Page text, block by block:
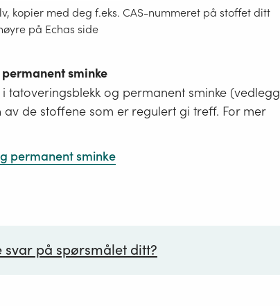
kopier med deg f.eks. CAS-nummeret på stoffet ditt
på Echas side
sminke
tatoveringsblekk og permanent sminke (vedlegg
av de stoffene som er regulert gi treff. For mer
permanent sminke
svar på spørsmålet ditt?